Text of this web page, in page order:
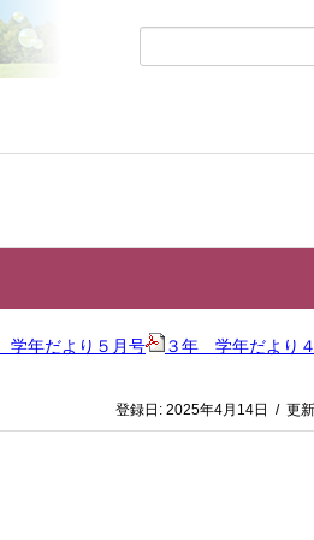
年だより５月号 ３年 学年だより
登録日: 2025年4月14日 / 更